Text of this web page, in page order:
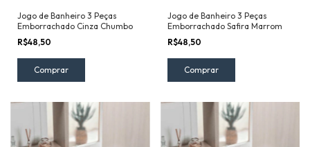
Jogo de Banheiro 3 Peças
Emborrachado Cinza Chumbo
R$48,50
Jogo de Banheiro 3 Peças
Emborrachado Safira Marrom
R$48,50